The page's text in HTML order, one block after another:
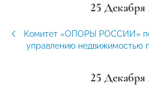
25 Декабря
Комитет «ОПОРЫ РОССИИ»
управлению недвижимостью
25 Декабря